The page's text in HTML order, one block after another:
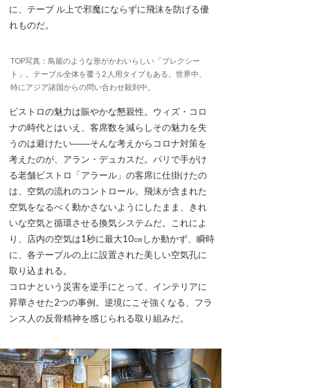
に、テーブ ル上で邪魔にならずに飛沫を防げる優
れものだ。
TOP写真：鳥籠のような形がかわいらしい「プレクシー
ト」。テーブル全体を覆う2 人用タイプもある。世界中、
特にアジア諸国からの問い合わせ殺到中。
ビストロの魅力は賑やかな懇親性。ウィズ・コロ
ナの時代とはいえ、客席数を減らしその魅力を失
うのは避けたい――そんな考えからコロナ対策を
考えたのが、アラン・デュカスだ。パリで手がけ
る老舗ビストロ「アラール」の客席に仕掛けたの
は、空気の流れのコントロール。飛沫が含まれた
空気をなるべく動かさないようにしたまま、きれ
いな空気と循環させる換気システムだ。これによ
り、店内の空気は1秒に最大10㎝しか動かず、瞬時
に、各テーブルの上に設置された美しい空気孔に
取り込まれる。
コロナという災害を逆手にとって、インテリアに
昇華させた2つの事例。逆境にこそ強くなる、フラ
ンス人の反骨精神を感じられる取り組みだ。